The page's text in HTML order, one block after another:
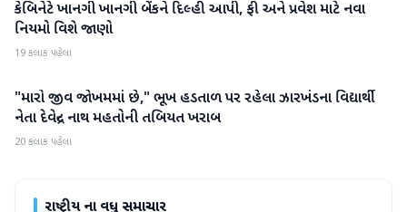
રાષ્ટ્રીય
કેબિનેટે ખાનગી ખાનગી બેંકને દિલ્હી આપી, ફી અને પ્રવેશ માટે નવા
નિયમો વિશે જાણો
19 કલાક પહેલા
રાષ્ટ્રીય
"મારો જીવ જોખમમાં છે," ભૂખ હડતાળ પર રહેલા ઝારખંડના વિદ્યાર્થી
નેતા દેવેન્દ્ર નાથ મહતોની તબિયત ખરાબ
20 કલાક પહેલા
રાષ્ટ્રીયના વધુ સમાચાર